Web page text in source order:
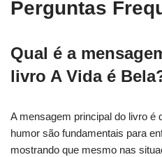
Perguntas
Qual é a
livro A Vida é
A mensagem principal do livro é
humor são fundamentais para
mostrando que mesmo nas